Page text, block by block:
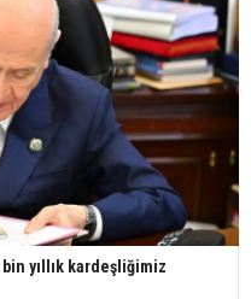
bin yıllık kardeşliğimiz